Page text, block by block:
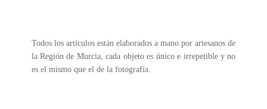
Todos los artículos están elaborados a mano por artesanos de
la Región de Murcia, cada objeto es único e irrepetible y no
es el mismo que el de la fotografía.